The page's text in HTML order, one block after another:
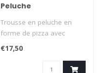
Peluche
Trousse en peluche en
forme de pizza avec
fermeture éclair dorée.
Range tes pe..
€17,50